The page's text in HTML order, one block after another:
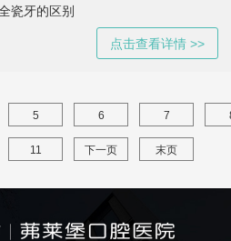
瓷牙的区别
点击查看详情 >>
5 6 7
11 下一页 末页